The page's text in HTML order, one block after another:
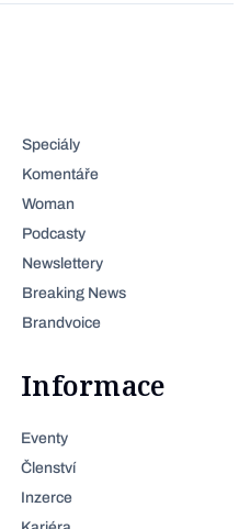
Speciály
Komentáře
Woman
Podcasty
Newslettery
Breaking News
Brandvoice
Informace
Eventy
Členství
Inzerce